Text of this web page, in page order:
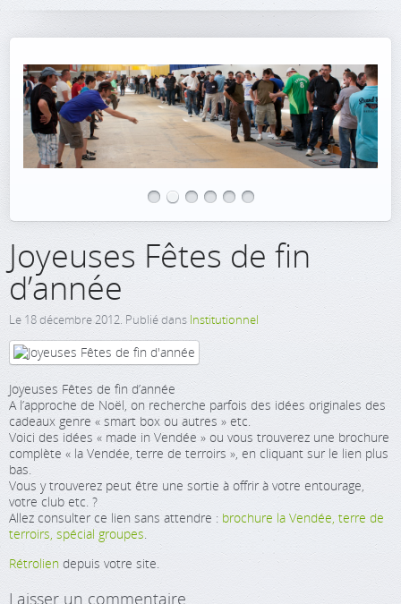
Joyeuses Fêtes de fin
d’année
Le 18 décembre 2012. Publié dans Institutionnel
Joyeuses Fêtes de fin d’année
A l’approche de Noël, on recherche parfois des idées originales des
cadeaux genre « smart box ou autres » etc.
Voici des idées « made in Vendée » ou vous trouverez une brochure
complète « la Vendée, terre de terroirs », en cliquant sur le lien plus
bas.
Vous y trouverez peut être une sortie à offrir à votre entourage,
votre club etc. ?
Allez consulter ce lien sans attendre : brochure la Vendée, terre de
terroirs, spécial groupes.
Rétrolien depuis votre site.
Laisser un commentaire